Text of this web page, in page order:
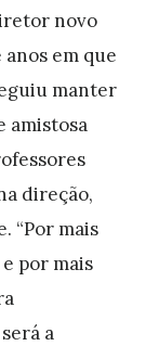
novo
anos em que
manter
amistosa
direção,
“Por mais
por mais
a